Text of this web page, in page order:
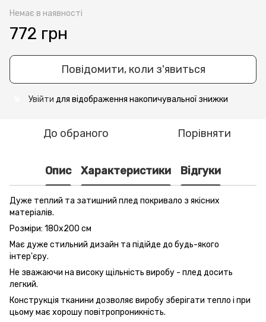
Немає в наявності
772 грн
Повідомити, коли з'явиться
Увійти для відображення накопичувальної знижки
До обраного Порівняти
Опис Характеристики Відгуки
Дуже теплий та затишний плед покривало з якісних
матеріалів.
Розміри: 180x200 см
Має дуже стильний дизайн та підійде до будь-якого
інтер'єру.
Не зважаючи на високу щільність виробу - плед досить
легкий.
Конструкція тканини дозволяє виробу зберігати тепло і при
цьому має хорошу повітропроникність.